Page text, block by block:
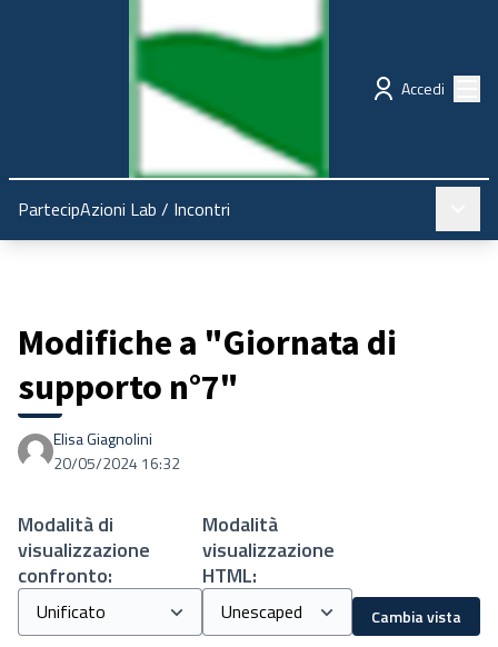
Regione Emilia-Romagna Partecipazione
Accedi
PartecipAzioni Lab / Incontri
Modifiche a "Giornata di
supporto n°7"
Elisa Giagnolini
20/05/2024 16:32
Modalità di
visualizzazione
confronto:
Modalità
visualizzazione
HTML:
Cambia vista